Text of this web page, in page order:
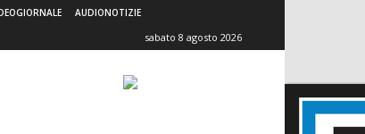
AUDIONOTIZIE
sabato 8 agosto 2026